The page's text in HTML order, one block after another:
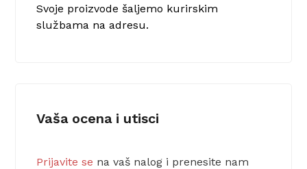
Svoje proizvode šaljemo kurirskim
službama na adresu.
Vaša ocena i utisci
Prijavite se na vaš nalog i prenesite nam